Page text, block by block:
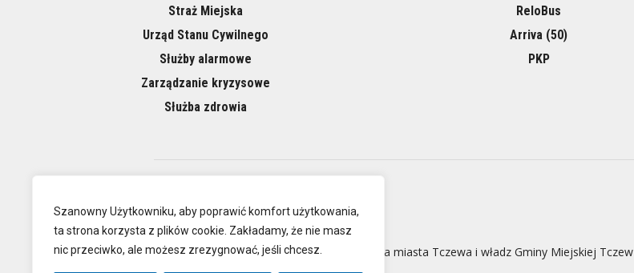
Szanowny Użytkowniku, aby poprawić komfort użytkowania,
ta strona korzysta z plików cookie. Zakładamy, że nie masz
nic przeciwko, ale możesz zrezygnować, jeśli chcesz.
Straż Miejska
Urząd Stanu Cywilnego
Służby alarmowe
Zarządzanie kryzysowe
Służba zdrowia
ReloBus
Arriva (50)
PKP
O NAS
Oficjalna strona miasta Tczewa i władz Gminy Miejskiej Tczew